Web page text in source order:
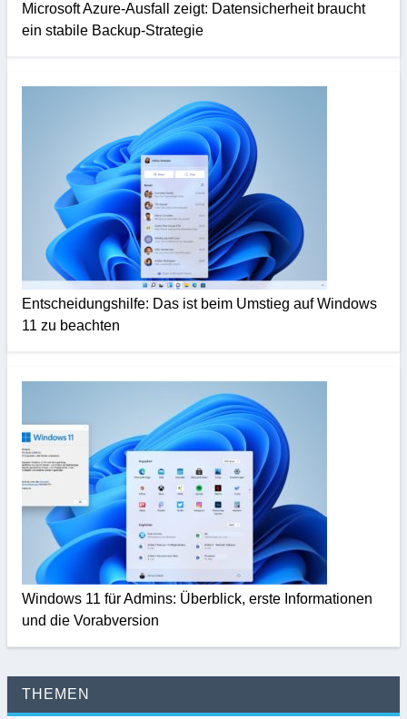
Microsoft Azure-Ausfall zeigt: Datensicherheit braucht
ein stabile Backup-Strategie
Entscheidungshilfe: Das ist beim Umstieg auf Windows
11 zu beachten
Windows 11 für Admins: Überblick, erste Informationen
und die Vorabversion
THEMEN